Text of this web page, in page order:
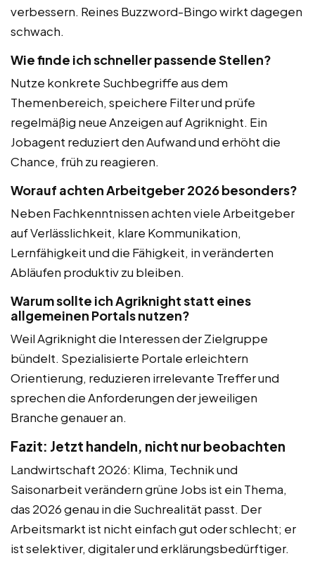
verbessern. Reines Buzzword-Bingo wirkt dagegen
schwach.
Wie finde ich schneller passende Stellen?
Nutze konkrete Suchbegriffe aus dem
Themenbereich, speichere Filter und prüfe
regelmäßig neue Anzeigen auf Agriknight. Ein
Jobagent reduziert den Aufwand und erhöht die
Chance, früh zu reagieren.
Worauf achten Arbeitgeber 2026 besonders?
Neben Fachkenntnissen achten viele Arbeitgeber
auf Verlässlichkeit, klare Kommunikation,
Lernfähigkeit und die Fähigkeit, in veränderten
Abläufen produktiv zu bleiben.
Warum sollte ich Agriknight statt eines
allgemeinen Portals nutzen?
Weil Agriknight die Interessen der Zielgruppe
bündelt. Spezialisierte Portale erleichtern
Orientierung, reduzieren irrelevante Treffer und
sprechen die Anforderungen der jeweiligen
Branche genauer an.
Fazit: Jetzt handeln, nicht nur beobachten
Landwirtschaft 2026: Klima, Technik und
Saisonarbeit verändern grüne Jobs ist ein Thema,
das 2026 genau in die Suchrealität passt. Der
Arbeitsmarkt ist nicht einfach gut oder schlecht; er
ist selektiver, digitaler und erklärungsbedürftiger.